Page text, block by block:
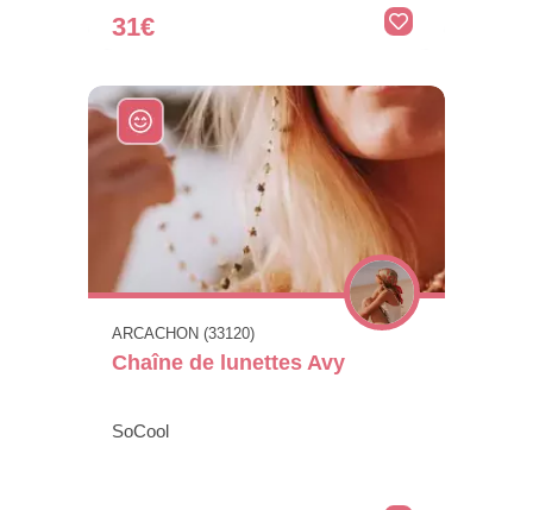
31€
ARCACHON (33120)
Chaîne de lunettes Avy
SoCool